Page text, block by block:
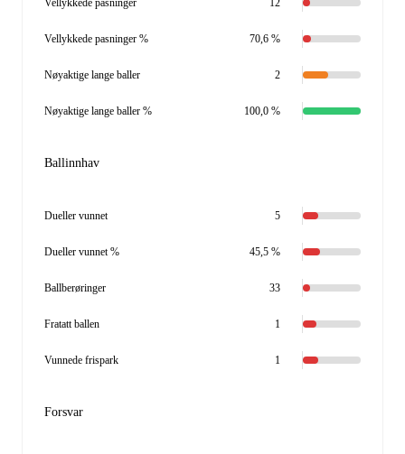
Vellykkede pasninger 12
Vellykkede pasninger % 70,6 %
Nøyaktige lange baller 2
Nøyaktige lange baller % 100,0 %
Ballinnhav
Dueller vunnet 5
Dueller vunnet % 45,5 %
Ballberøringer 33
Fratatt ballen 1
Vunnede frispark 1
Forsvar